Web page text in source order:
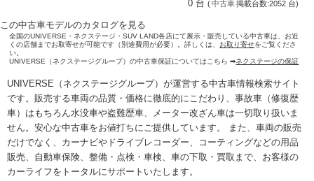
0 台 (中古車掲載台数:2052 台)
この中古車モデルのカタログを見る
全国のUNIVERSE・ネクステージ・SUV LAND各店にて展示・販売している中古車は、お近
くの店舗までお取寄せが可能です（別途費用が必要）。詳しくは、 お取り寄せをご覧くださ
い。
UNIVERSE（ネクステージグループ）の中古車保証についてはこちら ➡ネクステージの保証
UNIVERSE（ネクステージグループ）が運営する中古車情報検索サイト
です。販売する車両の品質・価格に徹底的にこだわり、事故車（修復歴
車）はもちろん水没車や盗難歴車、メーター改ざん車は一切取り扱いま
せん。安心な中古車をお値打ちにご提供しています。 また、車両の販売
だけでなく、カーナビやドライブレコーダー、コーティングなどの用品
販売、自動車保険、整備・点検・車検、車の下取・買取まで、お客様の
カーライフをトータルにサポートいたします。